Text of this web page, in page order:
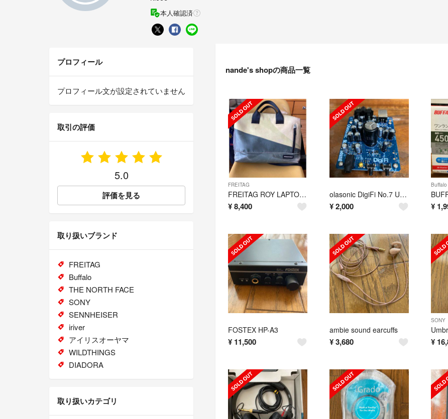
本人確認済
nande's shopの商品一覧
FREITAG
FREITAG ROY LAPTOP BAG M フライターグ
¥8,400
olasonic DigiFi No.7 USB-DAC付きデジタルアンプ
¥2,000
Buffalo
¥
FOSTEX HP-A3
¥ 11,500
ambie sound earcuffs
¥3,680
SONY
¥
プロフィール
プロフィール文が設定されていません
取引の評価
5.0
評価を見る
取り扱いブランド
FREITAG
Buffalo
THE NORTH FACE
SONY
SENNHEISER
iriver
アイリスオーヤマ
WILDTHINGS
DIADORA
取り扱いカテゴリ